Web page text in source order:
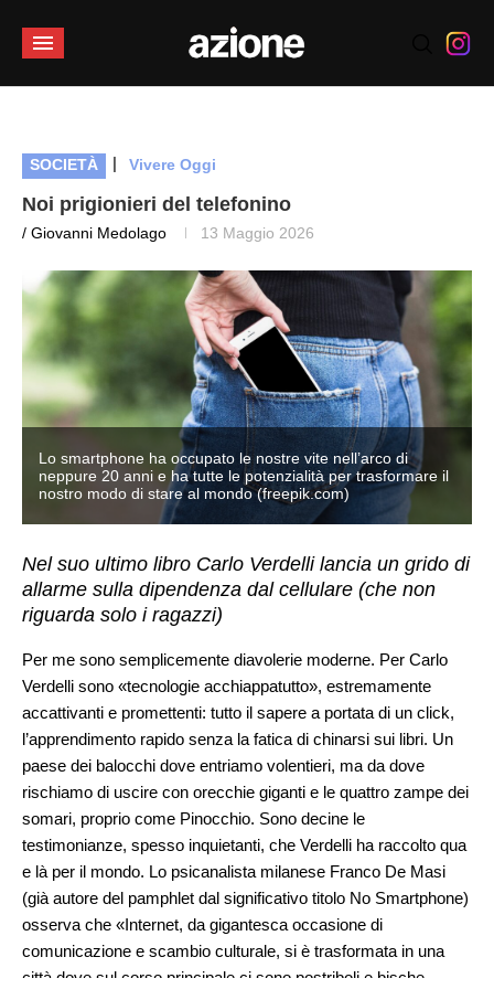
SOCIETÀ | Vivere Oggi
Noi prigionieri del telefonino
/ Giovanni Medolago 13 Maggio 2026
Lo smartphone ha occupato le nostre vite nell’arco di
neppure 20 anni e ha tutte le potenzialità per trasformare il
nostro modo di stare al mondo (freepik.com)
Nel suo ultimo libro Carlo Verdelli lancia un grido di
allarme sulla dipendenza dal cellulare (che non
riguarda solo i ragazzi)
Per me sono semplicemente diavolerie moderne. Per Carlo
Verdelli sono «tecnologie acchiappatutto», estremamente
accattivanti e promettenti: tutto il sapere a portata di un click,
l’apprendimento rapido senza la fatica di chinarsi sui libri. Un
paese dei balocchi dove entriamo volentieri, ma da dove
rischiamo di uscire con orecchie giganti e le quattro zampe dei
somari, proprio come Pinocchio. Sono decine le
testimonianze, spesso inquietanti, che Verdelli ha raccolto qua
e là per il mondo. Lo psicanalista milanese Franco De Masi
(già autore del pamphlet dal significativo titolo No Smartphone)
osserva che «Internet, da gigantesca occasione di
comunicazione e scambio culturale, si è trasformata in una
città dove sul corso principale ci sono postriboli e bische,